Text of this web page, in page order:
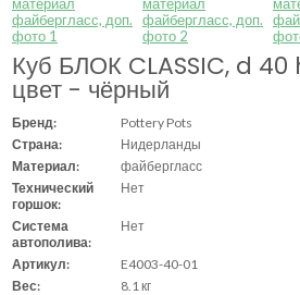
Куб БЛОК CLASSIC, d
цвет - чёрный
Бренд:
Pottery Pots
Страна:
Нидерланды
Материал:
файбергласс
Технический
горшок:
Нет
Система
автополива:
Нет
Артикул:
E4003-40-01
Вес:
8.1 кг